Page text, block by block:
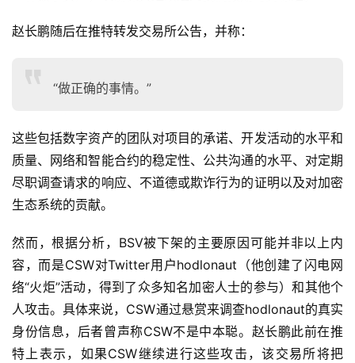
赵长鹏随后在推特转发交易所公告，并称：
“做正确的事情。”
这些包括数字资产的团队对项目的承诺、开发活动的水平和
质量、网络和智能合约的稳定性、公共沟通的水平、对定期
尽职调查请求的响应、不道德或欺诈行为的证明以及对加密
生态系统的贡献。
然而，根据分析，BSV被下架的主要原因可能并非以上内
容，而是CSW对Twitter用户hodlonaut（他创建了闪电网
络“火炬”活动，得到了众多知名加密人士的参与）和其他个
人攻击。具体来说，CSW通过悬赏来调查hodlonaut的真实
身份信息，后者曾声称CSW不是中本聪。赵长鹏此前在推
特上表示，如果CSW继续进行这些攻击，该交易所将把